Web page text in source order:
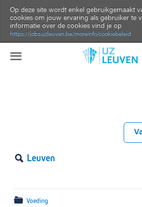
Op deze site wordt enkel gebruikgemaakt
cookies om jouw ervaring als gebruiker te
informatie over de cookies vind je op
https://jobs.uzleuven.be/moreinfo/cookiebeleid
☰
Keukenmedewerker in
🔍 Leuven
📁 Voeding